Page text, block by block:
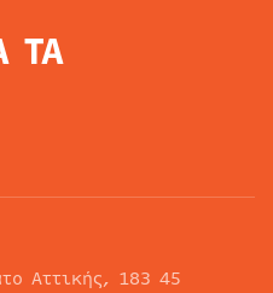
ΤΑ
Αττικής, 183 45